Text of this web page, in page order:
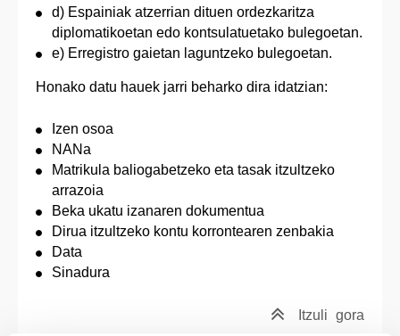
d) Espainiak atzerrian dituen ordezkaritza
diplomatikoetan edo kontsulatuetako bulegoetan.
e) Erregistro gaietan laguntzeko bulegoetan.
Honako datu hauek jarri beharko dira idatzian:
Izen osoa
NANa
Matrikula baliogabetzeko eta tasak itzultzeko
arrazoia
Beka ukatu izanaren dokumentua
Dirua itzultzeko kontu korrontearen zenbakia
Data
Sinadura
Itzuli gora